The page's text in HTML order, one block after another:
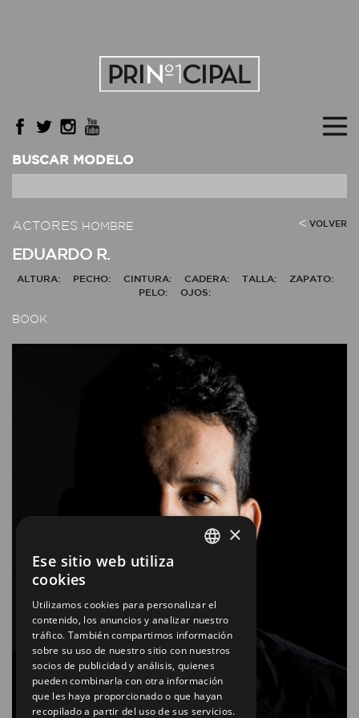
BUSCAR MODELO
ACTORES HOMBRE VOLVER
EDUARDO R.
ALTURA: PECHO: CINTURA: CADERA: TALLA:
ZAPATO:
PELO:
OJOS:
BOOK
×
Ese sitio web utiliza
cookies
Utilizamos cookies para personalizar el
contenido, los anuncios y analizar nuestro
tráfico. También compartimos información
sobre su uso de nuestro sitio con nuestros
socios de publicidad y análisis, quienes
pueden combinarla con otra información
que les haya proporcionado o que hayan
recopilado a partir del uso de sus servicios.